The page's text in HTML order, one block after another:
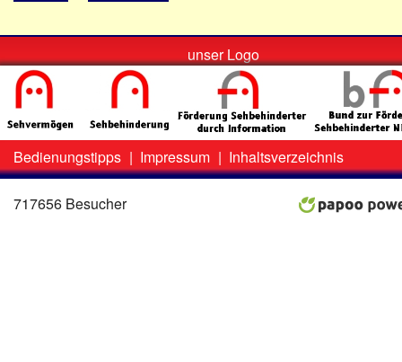
unser Logo
Zweit-
Menü
Bedienungstipps | Impressum | Inhaltsverzeichnis
717656 Besucher